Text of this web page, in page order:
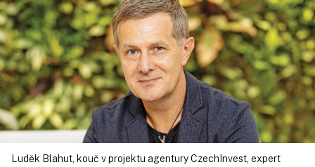
Luděk Blahut, kouč v projektu agentury CzechInvest, expert